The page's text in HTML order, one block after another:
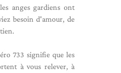
anges gardiens ont
besoin d'amour, de
733 signifie que les
à vous relever, à